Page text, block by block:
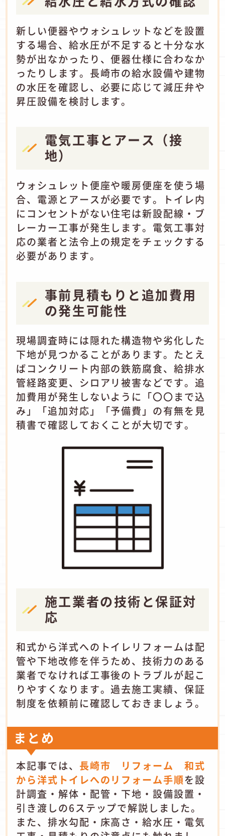
新しい便器やウォシュレットなどを設置
する場合、給水圧が不足すると十分な水
勢が出なかったり、便器仕様に合わなか
ったりします。長崎市の給水設備や建物
の水圧を確認し、必要に応じて減圧弁や
昇圧設備を検討します。
電気工事とアース（接
地）
ウォシュレット便座や暖房便座を使う場
合、電源とアースが必要です。トイレ内
にコンセントがない住宅は新設配線・ブ
レーカー工事が発生します。電気工事対
応の業者と法令上の規定をチェックする
必要があります。
事前見積もりと追加費用
の発生可能性
現場調査時には隠れた構造物や劣化した
下地が見つかることがあります。たとえ
ばコンクリート内部の鉄筋腐食、給排水
管経路変更、シロアリ被害などです。追
加費用が発生しないように「〇〇まで込
み」「追加対応」「予備費」の有無を見
積書で確認しておくことが大切です。
施工業者の技術と保証対
応
和式から洋式へのトイレリフォームは配
管や下地改修を伴うため、技術力のある
業者でなければ工事後のトラブルが起こ
りやすくなります。過去施工実績、保証
制度を依頼前に確認しておきましょう。
まとめ
本記事では、 長崎市 リフォーム 和式
から洋式トイレへのリフォーム手順を設
計調査・解体・配管・下地・設備設置・
引き渡しの6ステップで解説しました。
また、排水勾配・床高さ・給水圧・電気